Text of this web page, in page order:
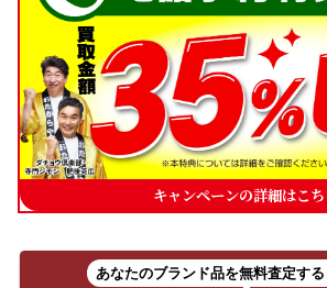
キャンペーンの詳細はこ
あなたのブランド品を無料査定する